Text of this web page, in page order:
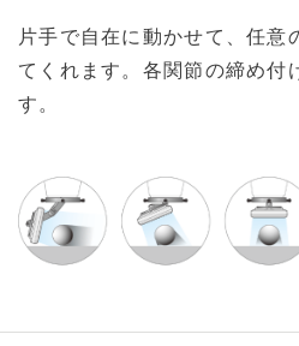
片手で自在に動かせて、任意
てくれます。各関節の締め付
す。